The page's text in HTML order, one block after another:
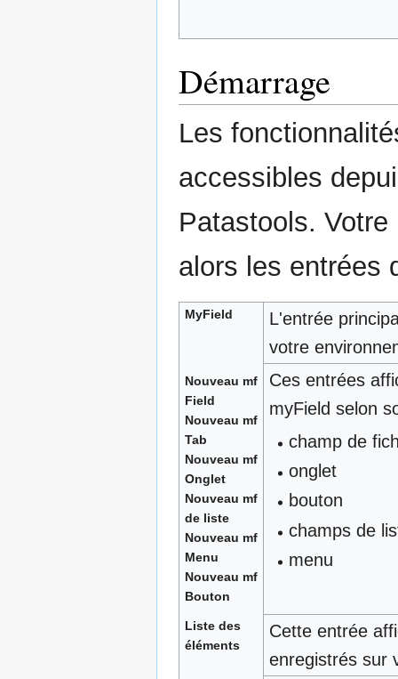
Démarrage
Les
accessibles
Patastools.
alors les entrées
MyField
L'entrée
votre
Nouveau mf
Field
Nouveau mf
Tab
Nouveau mf
Onglet
Nouveau mf
de liste
Nouveau mf
Menu
Nouveau mf
Bouton
Ces entrées
myField selon
champ de
onglet
bouton
champs de
menu
Liste des
éléments
Cette entrée
enregistrés sur